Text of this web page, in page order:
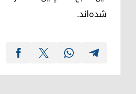
شده‌اند.